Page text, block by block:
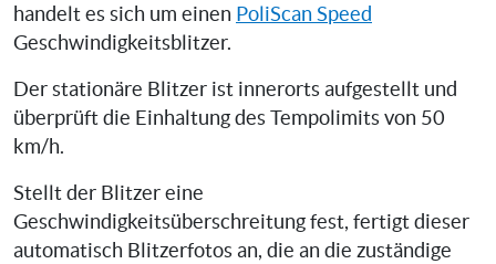
handelt es sich um einen PoliScan Speed
Geschwindigkeitsblitzer.
Der stationäre Blitzer ist innerorts aufgestellt und
überprüft die Einhaltung des Tempolimits von 50
km/h.
Stellt der Blitzer eine
Geschwindigkeitsüberschreitung fest, fertigt dieser
automatisch Blitzerfotos an, die an die zuständige